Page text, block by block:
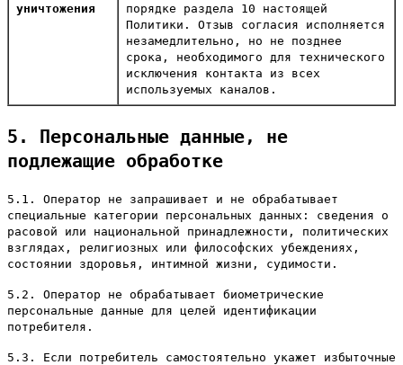
уничтожения
порядке раздела 10 настоящей
Политики. Отзыв согласия исполняется
незамедлительно, но не позднее
срока, необходимого для технического
исключения контакта из всех
используемых каналов.
5. Персональные данные, не
подлежащие обработке
5.1. Оператор не запрашивает и не обрабатывает
специальные категории персональных данных: сведения о
расовой или национальной принадлежности, политических
взглядах, религиозных или философских убеждениях,
состоянии здоровья, интимной жизни, судимости.
5.2. Оператор не обрабатывает биометрические
персональные данные для целей идентификации
потребителя.
5.3. Если потребитель самостоятельно укажет избыточные